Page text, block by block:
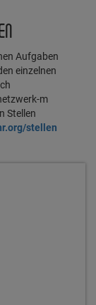
Aufgaben
einzelnen
m
Stellen
stellen